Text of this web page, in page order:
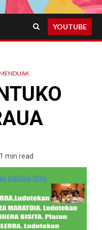
YOUTUBE
1 min read